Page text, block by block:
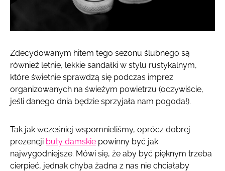
Zdecydowanym hitem tego sezonu ślubnego są
również letnie, lekkie sandałki w stylu rustykalnym,
które świetnie sprawdzą się podczas imprez
organizowanych na świeżym powietrzu (oczywiście,
jeśli danego dnia będzie sprzyjała nam pogoda!).
Tak jak wcześniej wspomnieliśmy, oprócz dobrej
prezencji buty damskie powinny być jak
najwygodniejsze. Mówi się, że aby być pięknym trzeba
cierpieć, jednak chyba żadna z nas nie chciałaby